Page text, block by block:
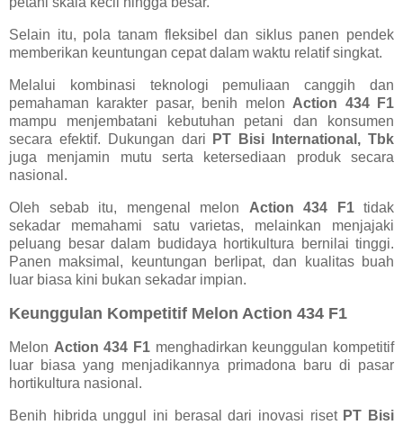
Selain itu, pola tanam fleksibel dan siklus panen pendek
memberikan keuntungan cepat dalam waktu relatif singkat.
Melalui kombinasi teknologi pemuliaan canggih dan
pemahaman karakter pasar, benih melon Action 434 F1
mampu menjembatani kebutuhan petani dan konsumen
secara efektif. Dukungan dari
PT Bisi International, Tbk
juga menjamin mutu serta ketersediaan produk secara
nasional.
Oleh sebab itu, mengenal melon Action 434 F1tidak
sekadar memahami satu varietas, melainkan menjajaki
peluang besar dalam budidaya hortikultura bernilai tinggi.
Panen maksimal, keuntungan berlipat, dan kualitas buah
luar biasa kini bukan sekadar impian.
Keunggulan Kompetitif Melon Action 434 F1
Melon Action 434 F1 menghadirkan keunggulan kompetitif
luar biasa yang menjadikannya primadona baru di pasar
hortikultura nasional.
Benih hibrida unggul ini berasal dari inovasi riset PT Bisi